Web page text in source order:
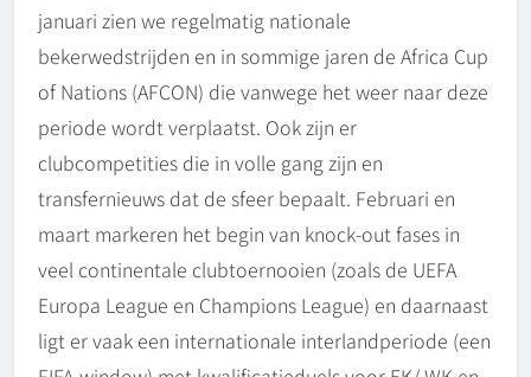
januari zien we regelmatig nationale
bekerwedstrijden en in sommige jaren de Africa Cup
of Nations (AFCON) die vanwege het weer naar deze
periode wordt verplaatst. Ook zijn er
clubcompetities die in volle gang zijn en
transfernieuws dat de sfeer bepaalt. Februari en
maart markeren het begin van knock-out fases in
veel continentale clubtoernooien (zoals de UEFA
Europa League en Champions League) en daarnaast
ligt er vaak een internationale interlandperiode (een